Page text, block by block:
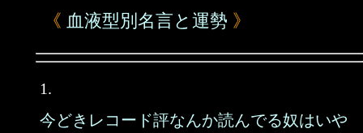
《 血液型別名言と運勢 》
1.
今どきレコード評なんか読んでる奴はいや